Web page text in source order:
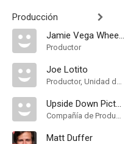
Producción
Jamie Vega Wheeler
Productor
Joe Lotito
Productor, Unidad de Producción
Upside Down Pictures
Compañía de Produccion
Matt Duffer